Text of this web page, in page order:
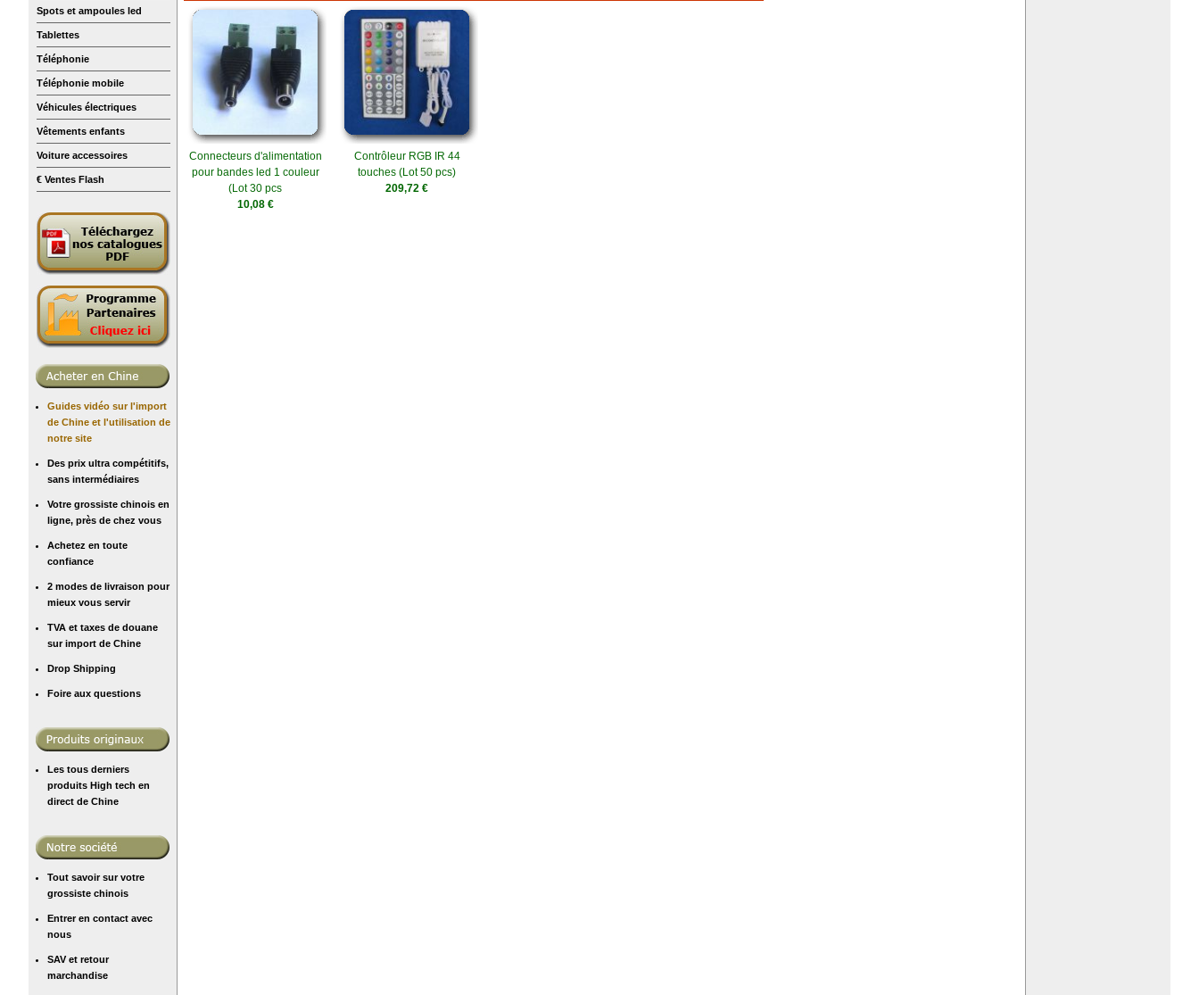
Spots et ampoules led
Tablettes
Téléphonie
Téléphonie mobile
Véhicules électriques
Vêtements enfants
Voiture accessoires
€ Ventes Flash
Guides vidéo sur l'import
de Chine et l'utilisation de
notre site
Des prix ultra compétitifs,
sans intermédiaires
Votre grossiste chinois en
ligne, près de chez vous
Achetez en toute
confiance
2 modes de livraison pour
mieux vous servir
TVA et taxes de douane
sur import de Chine
Drop Shipping
Foire aux questions
Les tous derniers
produits High tech en
direct de Chine
Tout savoir sur votre
grossiste chinois
Entrer en contact avec
nous
SAV et retour
marchandise
Connecteurs d'alimentation
pour bandes led 1 couleur
(Lot 30 pcs
10,08 €
Contrôleur RGB IR 44
touches (Lot 50 pcs)
209,72 €